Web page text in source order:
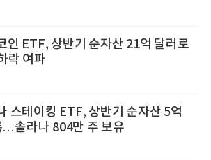
인 ETF, 상반기 순자산 21억 달러로
락 여파
스테이킹 ETF, 상반기 순자산 5억
…솔라나 804만 주 보유